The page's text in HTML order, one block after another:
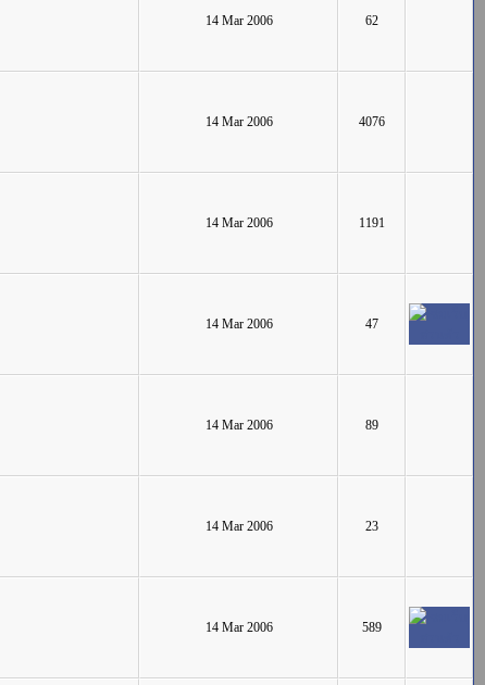
14 Mar 2006 62
14 Mar 2006 4076
14 Mar 2006 1191
14 Mar 2006 47
14 Mar 2006 89
14 Mar 2006 23
14 Mar 2006 589